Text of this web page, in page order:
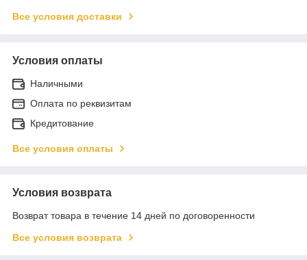
Все условия доставки
Условия оплаты
Наличными
Оплата по реквизитам
Кредитование
Все условия оплаты
Условия возврата
Возврат товара в течение 14 дней по договоренности
Все условия возврата